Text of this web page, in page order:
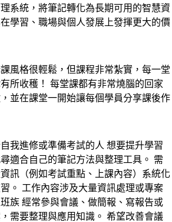
系統，將筆記轉化為長期可用的智慧資
學習、職場與個人發展上發揮更大的價
風格很輕鬆，但課程非常紮實，每一堂
所收穫！ 每堂課都有非常燒腦的回家
並在課堂一開始讓每個學員分享課後作
我進修或準備考試的人 想要提升學習
適合自己的筆記方法與整理工具。 需
訊（例如考試重點、上課內容）系統化
。 工作內容涉及大量資訊處理或專案
族 經常參與會議、做簡報、寫報告或
需要整理與應用知識。 希望改善會議